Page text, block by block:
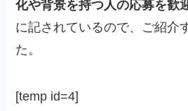
化や背景を持つ人の応募を歓
に記されているので、ご紹介
た。
[temp id=4]